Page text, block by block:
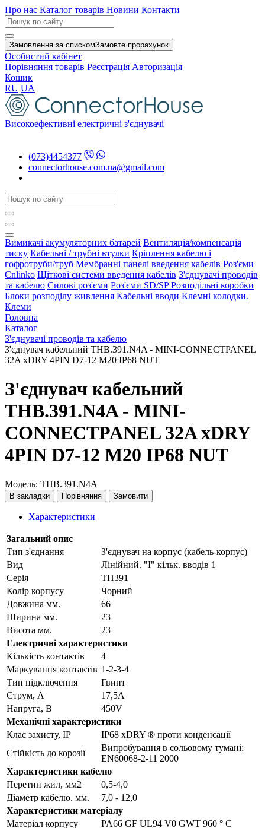
Про нас Каталог товарів Новини Контакти
Замовлення за спискомЗамовте прорахунок
Особистий кабінет
Порівняння товарів Реєстрація Авторизація
Кошик
RU UA
Високоефективні електричні з'єднувачі
(073)4454377
connectorhouse.com.ua@gmail.com
Вимикачі акумуляторних батарей Вентиляція/компенсація
тиску Кабельні / трубні втулки Кріплення кабелю і
гофротруби/труб Мембранні панелі введення кабелів Роз'єми
Cnlinko Щіткові системи введення кабелів З'єднувачі проводів
та кабелю Силові роз'єми Роз'єми SD/SPРозподільні коробки
Блоки розподілу живлення Кабельні вводи Клемні колодки.
Клеми
Головна
Каталог
З'єднувачі проводів та кабелю
З'єднувач кабельний THB.391.N4A - MINI-CONNECTPANEL
32A xDRY 4PIN D7-12 M20 IP68 NUT
З'єднувач кабельний
THB.391.N4A - MINI-
CONNECTPANEL 32A xDRY
4PIN D7-12 M20 IP68 NUT
Модель: THB.391.N4A
В закладки Порівняння Замовити
Характеристики
Загальний опис
Тип з'єднання
З'єднувач на корпус (кабель-корпус)
Вид
Лінійний. "I" кільк. вводів 1
Серія
TH391
Колір корпусу
Чорний
Довжина мм.
66
Ширина мм.
23
Висота мм.
23
Електричні характеристики
Кількість контактів
4
Маркування контактів 1-2-3-4
Тип підключення
Гвинт
Струм, А
17,5A
Напруга, В
450V
Механічні характеристики
Клас захисту, IP
IP68 xDRY ® проти конденсації
Стійкість до корозії
Випробування в сольовому тумані:
EN60068-2-11 2000
Характеристики кабелю
Перетин жил, мм2
0,5-4,0
Діаметр кабелю. мм.
7,0 - 12,0
Характеристики матеріалу
Матеріал корпусу
PA66 GF UL94 V0 GWT 960 ° C